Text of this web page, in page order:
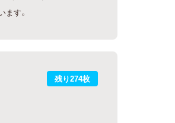
ます。
残り274枚